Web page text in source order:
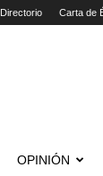
Directorio Carta de
OPINIÓN